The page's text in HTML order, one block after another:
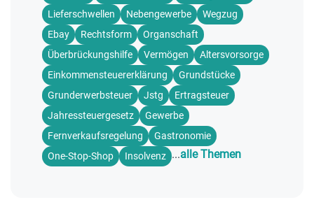
Lieferschwellen
Nebengewerbe
Wegzug
Ebay
Rechtsform
Organschaft
Überbrückungshilfe
Vermögen
Altersvorsorge
Einkommensteuererklärung
Grundstücke
Grunderwerbsteuer
Jstg
Ertragsteuer
Jahressteuergesetz
Gewerbe
Fernverkaufsregelung
Gastronomie
One-Stop-Shop
Insolvenz ...alle Themen